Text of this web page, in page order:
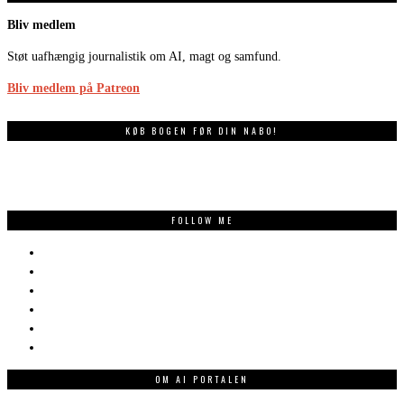
Bliv medlem
Støt uafhængig journalistik om AI, magt og samfund.
Bliv medlem på Patreon
KØB BOGEN FØR DIN NABO!
FOLLOW ME
OM AI PORTALEN